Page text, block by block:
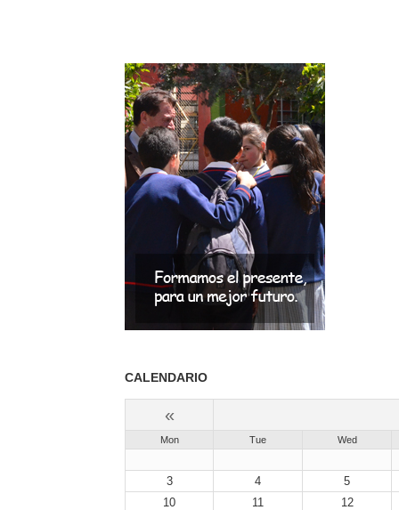
CALENDARIO
«
Mon Tue Wed
3 4
5
10
11
12